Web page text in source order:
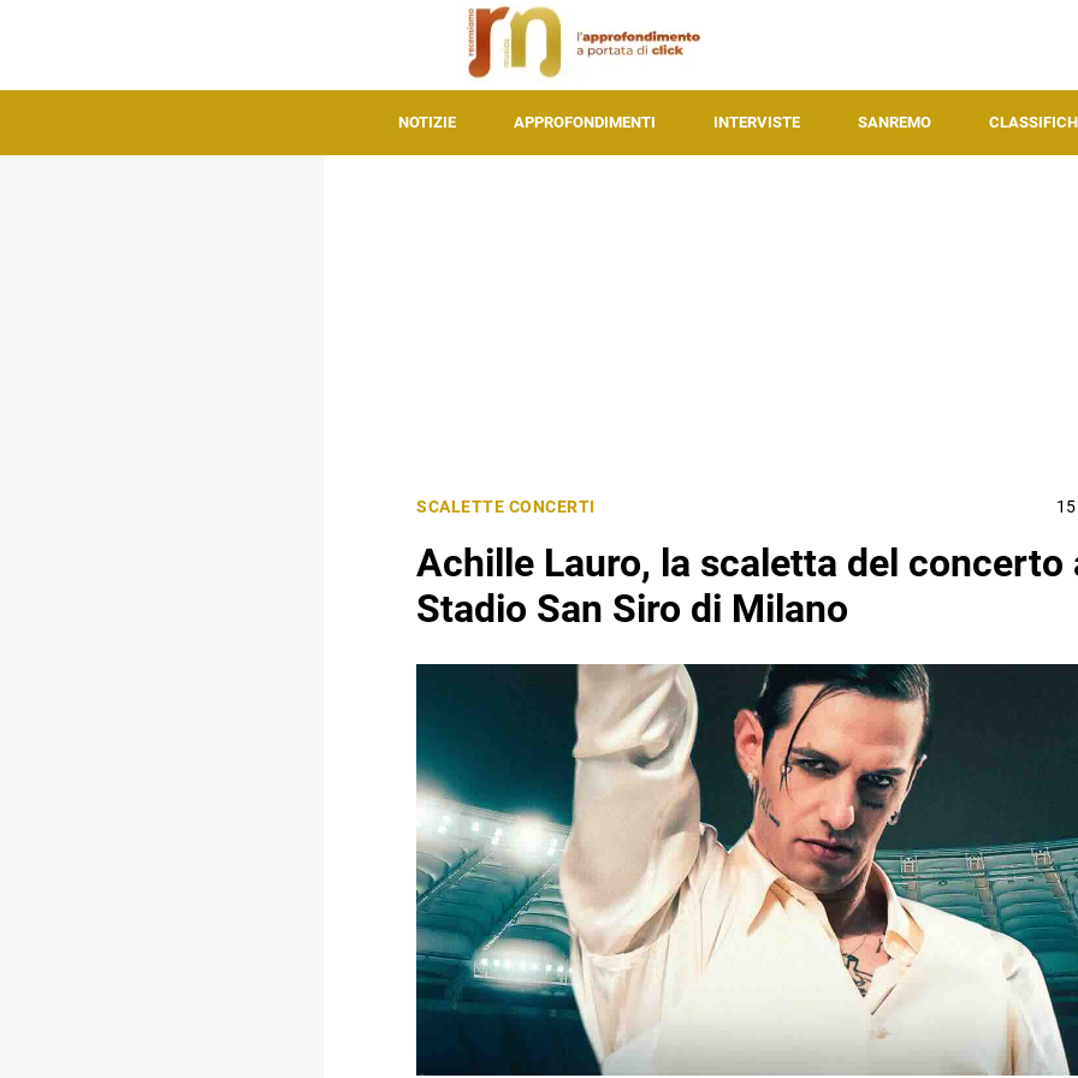
NOTIZIE APPROFONDIMENTI INTERVISTE SANREMO
SCALETTE CONCERTI
Achille Lauro, la scaletta del concerto
Stadio San Siro di Milano